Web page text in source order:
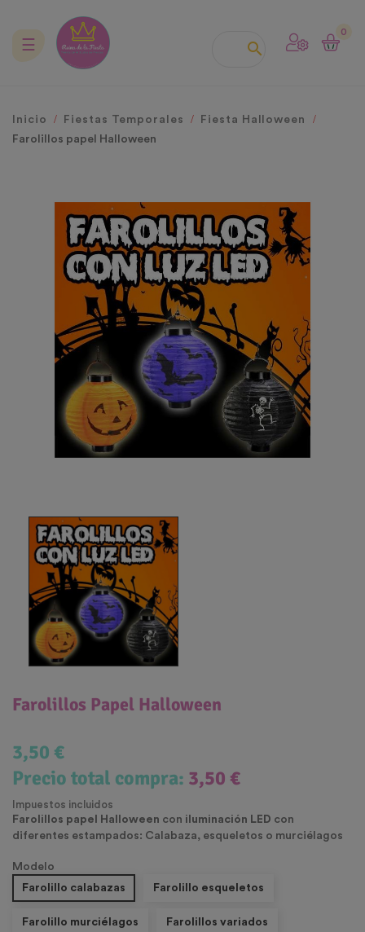

0
Navegación
☰
Inicio Fiestas Temporales
Fiesta Halloween
Farolillos papel Halloween
Farolillos Papel Halloween
3,50 €
Precio total compra: 3,50 €
Impuestos incluidos
Farolillos papel Halloween con iluminación LED con
diferentes estampados: Calabaza, esqueletos o murciélagos
Modelo
Farolillo calabazas
Farolillo esqueletos
Farolillo murciélagos Farolillos variados